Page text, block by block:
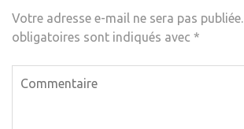
Votre adresse e-mail ne sera pas publiée.
obligatoires sont indiqués avec *